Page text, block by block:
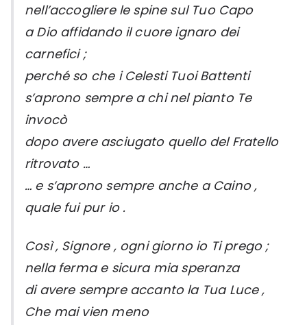
nell’accogliere le spine sul Tuo Capo
a Dio affidando il cuore ignaro dei
carnefici ;
perché so che i Celesti Tuoi Battenti
s’aprono sempre a chi nel pianto Te
invocò
dopo avere asciugato quello del Fratello
ritrovato …
… e s’aprono sempre anche a Caino ,
quale fui pur io .
Così , Signore , ogni giorno io Ti prego ;
nella ferma e sicura mia speranza
di avere sempre accanto la Tua Luce ,
Che mai vien meno